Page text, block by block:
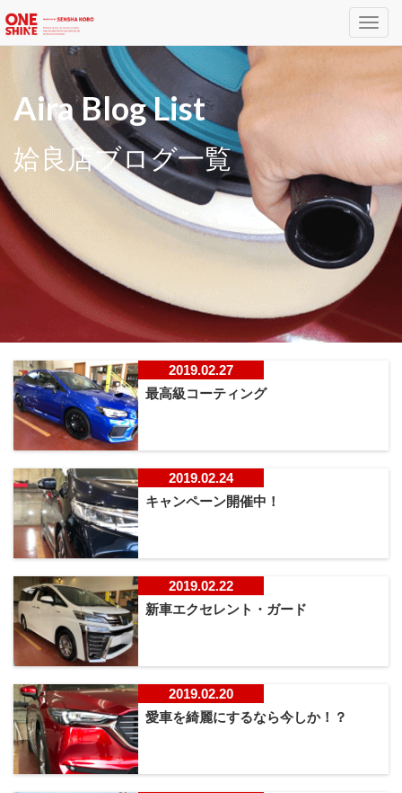
Aira Blog List
姶良店ブログ一覧
2019.02.27
最高級コーティング
2019.02.24
キャンペーン開催中！
2019.02.22
新車エクセレント・ガード
2019.02.20
愛車を綺麗にするなら今しか！？